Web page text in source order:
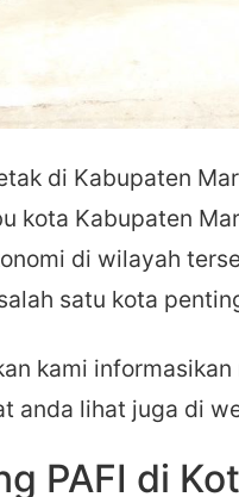
di Kabupaten
kota Kabupaten
di wilayah
satu kota
kami
anda lihat juga di
PAFI di